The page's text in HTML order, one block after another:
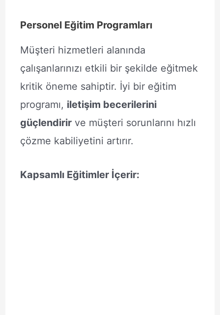
Personel Eğitim Programları
Müşteri hizmetleri alanında
çalışanlarınızı etkili bir şekilde eğitmek
kritik öneme sahiptir. İyi bir eğitim
programı, iletişim becerilerini
güçlendirirve müşteri sorunlarını hızlı
çözme kabiliyetini artırır.
Kapsamlı Eğitimler İçerir: